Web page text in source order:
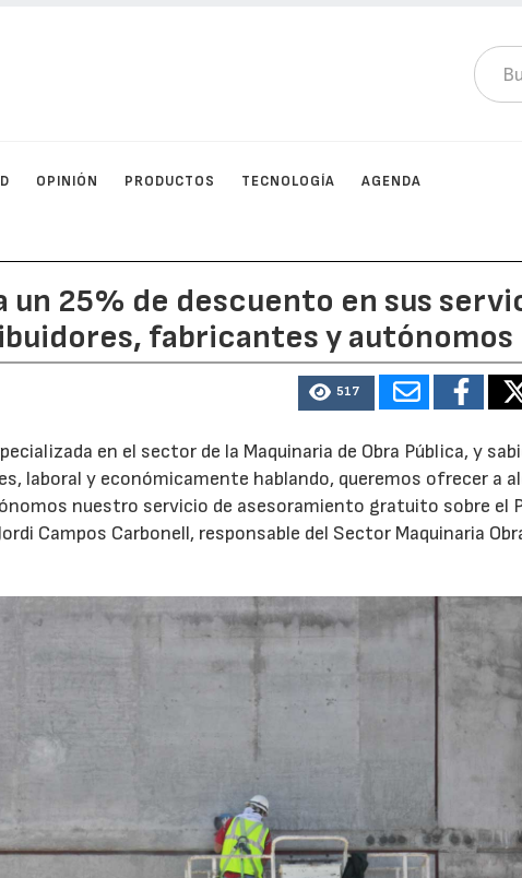
OPINIÓN PRODUCTOS TECNOLOGÍA AGENDA
25% de descuento en sus
fabricantes y autónomos
517
en el sector de la Maquinaria de Obra Pública, y
laboral y económicamente hablando, queremos ofrecer a
nuestro servicio de asesoramiento gratuito sobre el
Campos Carbonell, responsable del Sector Maquinaria